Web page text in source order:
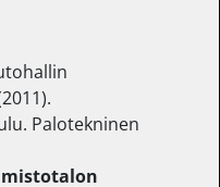
Palotekninen